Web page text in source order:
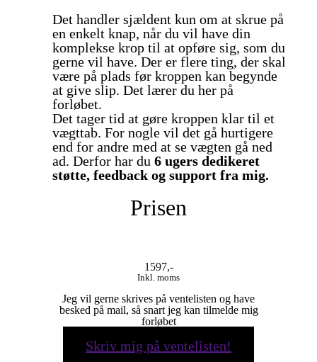
Det handler sjældent kun om at skrue på
en enkelt knap, når du vil have din
komplekse krop til at opføre sig, som du
gerne vil have. Der er flere ting, der skal
være på plads før kroppen kan begynde
at give slip. Det lærer du her på
forløbet.
Det tager tid at gøre kroppen klar til et
vægttab. For nogle vil det gå hurtigere
end for andre med at se vægten gå ned
ad. Derfor har du 6 ugers dedikeret
støtte, feedback og support fra mig.
Prisen
1597,-
Inkl. moms
Jeg vil gerne skrives på ventelisten og have
besked på mail, så snart jeg kan tilmelde mig
forløbet
Skriv mig på ventelisten!